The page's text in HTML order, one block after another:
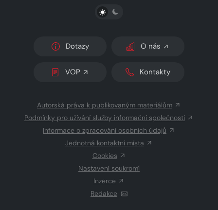
PŘEPNOUT SVĚTLÝ/TMAVÝ REŽIM
Dotazy O nás
VOP Kontakty
Autorská práva k publikovaným materiálům
Podmínky pro užívání služby informační společnosti
Informace o zpracování osobních údajů
Jednotná kontaktní místa
Cookies
Nastavení soukromí
Inzerce
Redakce